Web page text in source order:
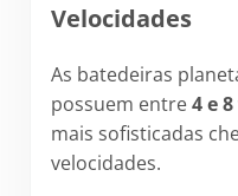
Velocidades
As batedeiras
possuem entre4 e
mais sofisticadas
velocidades.